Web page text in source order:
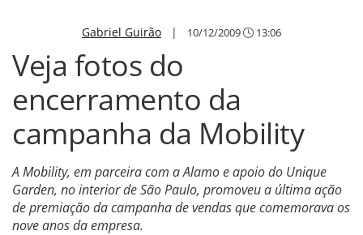
Gabriel Guirão | 10/12/2009 13:06
Veja fotos do
encerramento da
campanha da Mobility
A Mobility, em parceira com a Alamo e apoio do Unique
Garden, no interior de São Paulo, promoveu a última ação
de premiação da campanha de vendas que comemorava os
nove anos da empresa.